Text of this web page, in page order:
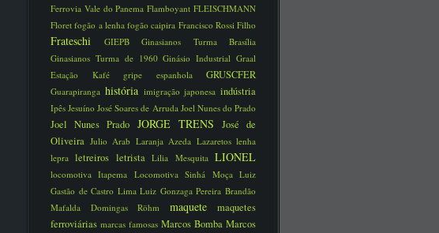
Ferrovia Vale do PanemaFlamboyantFLEISCHMANN
Floretfogão a lenha fogão caipira Francisco Rossi Filho
Frateschi GIEPB Ginasianos Turma Brasília
Ginasianos Turma de 1960Ginásio IndustrialGraal
Estação Kafé gripe espanhola GRUSCFER
Guarapiranga história imigração japonesa indústria
IpêsJesuíno José Soares de Arruda Joel Nunes do Prado
Joel Nunes Prado JORGE TRENS José de
Oliveira Julio Arab Laranja Azeda Lazaretos lenha
lepraletreiros letristaLilia MesquitaLIONEL
locomotiva Itapema Locomotiva Sinhá MoçaLuiz
Gastão de Castro LimaLuiz Gonzaga Pereira Brandão
Mafalda Domingas Röhm maquete maquetes
ferroviárias marcas famosas Marcos Bomba Marcos